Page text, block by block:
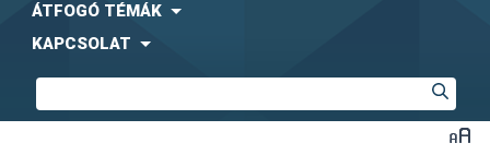
ÁTFOGÓ TÉMÁK
KAPCSOLAT